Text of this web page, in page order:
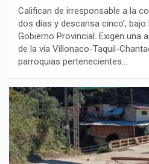
Califican de irresponsable a la
dos días y descansa cinco’,
Gobierno Provincial. Exigen una
de la vía Villonaco-Taquil-
parroquias pertenecientes…